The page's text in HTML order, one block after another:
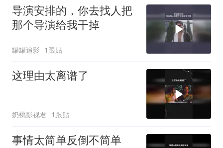
导演安排的，你去找人把
那个导演给我干掉
罐罐追影 1跟贴
这理由太离谱了
奶桃影视君 1跟贴
事情太简单反倒不简单